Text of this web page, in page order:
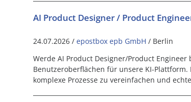
AI Product Designer / Product
24.07.2026 / epostbox epb GmbH / Berlin
Werde AI Product Designer/Product
Benutzeroberflächen für unsere KI-
komplexe Prozesse zu vereinfachen und